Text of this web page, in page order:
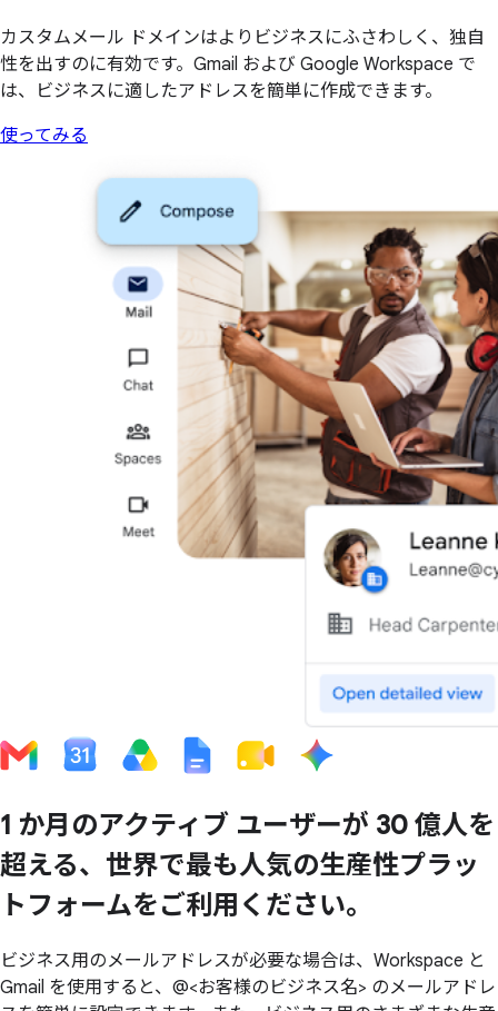
カスタムメール ドメインはよりビジネスにふさわしく、独自
性を出すのに有効です。Gmail および Google Workspace で
は、ビジネスに適したアドレスを簡単に作成できます。
使ってみる
1 か月のアクティブ ユーザーが 30 億人を
超える、 世界で最も人気の生産性プラッ
トフォームをご利用ください。
ビジネス用のメールアドレスが必要な場合は、Workspace と
Gmail を使用すると、@<お客様のビジネス名> のメールアドレ